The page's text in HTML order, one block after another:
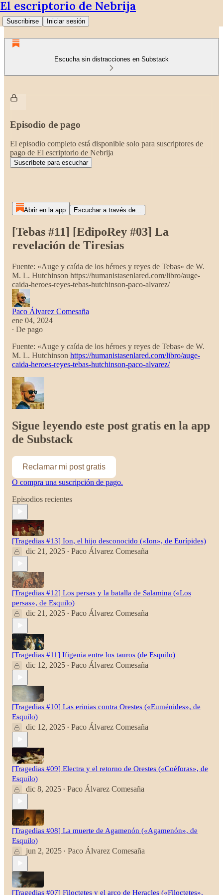
El escriptorio de Nebrija
Suscribirse Iniciar sesión
Escucha sin distracciones en Substack
Episodio de pago
El episodio completo está disponible solo para suscriptores de
pago de El escriptorio de Nebrija
Suscríbete para escuchar
Abrir en la app Escuchar a través de...
[Tebas #11] [EdipoRey #03] La
revelación de Tiresias
Fuente: «Auge y caída de los héroes y reyes de Tebas» de W.
M. L. Hutchinson https://humanistasenlared.com/libro/auge-
caida-heroes-reyes-tebas-hutchinson-paco-alvarez/
Paco Álvarez Comesaña
ene 04, 2024
∙ De pago
Fuente: «Auge y caída de los héroes y reyes de Tebas» de W.
M. L. Hutchinson https://humanistasenlared.com/libro/auge-
caida-heroes-reyes-tebas-hutchinson-paco-alvarez/
Sigue leyendo este post gratis en la app
de Substack
Reclamar mi post gratis
O compra una suscripción de pago.
Episodios recientes
[Tragedias #13] Ion, el hijo desconocido («Ion», de Eurípides)
dic 21, 2025 • Paco Álvarez Comesaña
[Tragedias #12] Los persas y la batalla de Salamina («Los
persas», de Esquilo)
dic 21, 2025 • Paco Álvarez Comesaña
[Tragedias #11] Ifigenia entre los tauros (de Esquilo)
dic 12, 2025 • Paco Álvarez Comesaña
[Tragedias #10] Las erinias contra Orestes («Euménides», de
Esquilo)
dic 12, 2025 • Paco Álvarez Comesaña
[Tragedias #09] Electra y el retorno de Orestes («Coéforas», de
Esquilo)
dic 8, 2025 • Paco Álvarez Comesaña
[Tragedias #08] La muerte de Agamenón («Agamenón», de
Esquilo)
jun 2, 2025 • Paco Álvarez Comesaña
[Tragedias #07] Filoctetes y el arco de Heracles («Filoctetes»,